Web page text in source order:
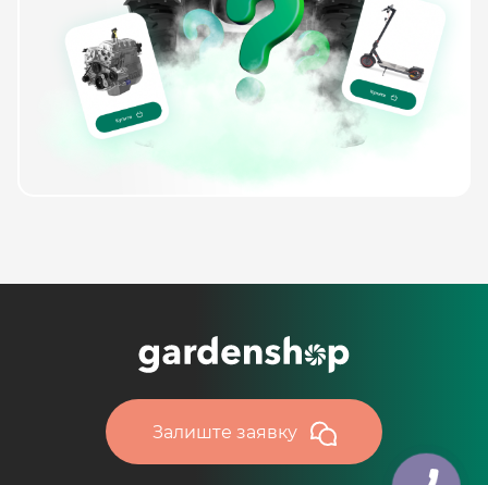
Залиште заявку